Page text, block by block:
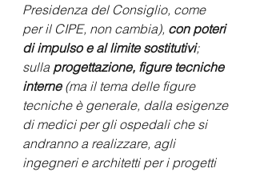
Presidenza del Consiglio, come
per il CIPE, non cambia), con poteri
di impulso e al limite sostitutivi;
sulla progettazione, figure tecniche
interne (ma il tema delle figure
tecniche è generale, dalla esigenze
di medici per gli ospedali che si
andranno a realizzare, agli
ingegneri e architetti per i progetti